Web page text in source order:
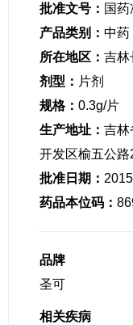
批准文号： 国
产品类别： 中药
所在地区： 吉林
剂型： 片剂
规格： 0.3g/片
生产地址： 吉林
开发区榆五公路
批准日期：
药品本位码：
品牌
圣可
相关疾病